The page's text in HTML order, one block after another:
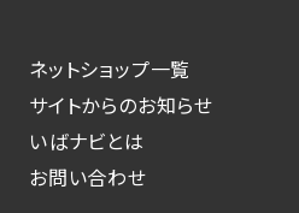
ネットショップ一覧
サイトからのお知らせ
いばナビとは
お問い合わせ